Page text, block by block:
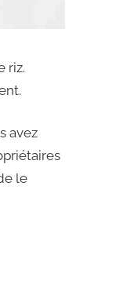
riz.
avez
le